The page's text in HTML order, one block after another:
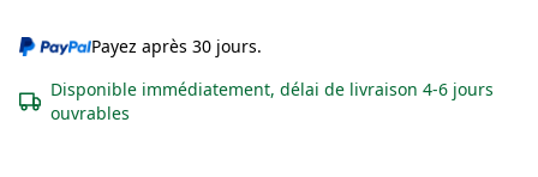
Payez après 30 jours.
Disponible immédiatement, délai de livraison 4-6 jours
ouvrables